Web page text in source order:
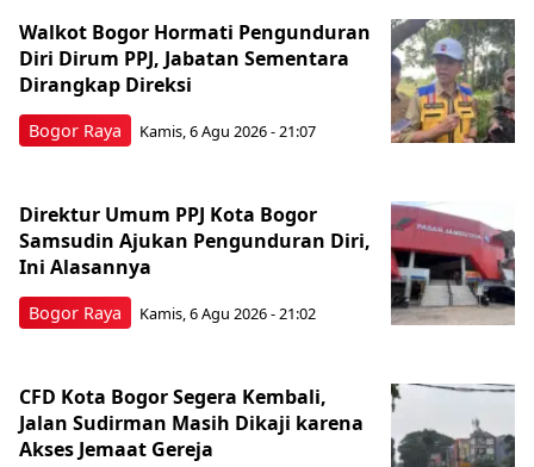
Bogor Raya
Walkot Bogor Hormati Pengunduran
Diri Dirum PPJ, Jabatan Sementara
Dirangkap Direksi
Kamis, 6 Agu 2026 - 21:07
Bogor Raya
Direktur Umum PPJ Kota Bogor
Samsudin Ajukan Pengunduran Diri,
Ini Alasannya
Kamis, 6 Agu 2026 - 21:02
CFD Kota Bogor Segera Kembali,
Jalan Sudirman Masih Dikaji karena
Akses Jemaat Gereja